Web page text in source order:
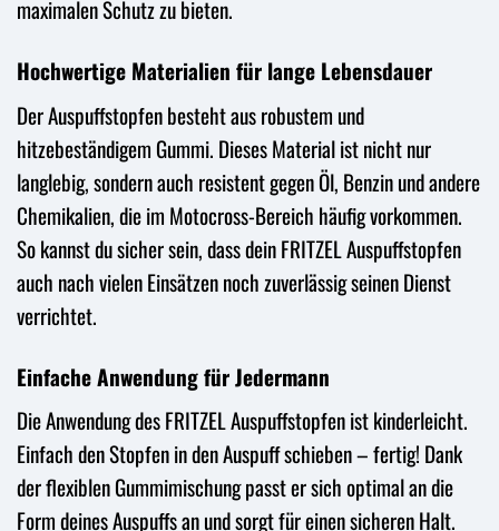
maximalen Schutz zu bieten.
Hochwertige Materialien für lange Lebensdauer
Der Auspuffstopfen besteht aus robustem und
hitzebeständigem Gummi. Dieses Material ist nicht nur
langlebig, sondern auch resistent gegen Öl, Benzin und andere
Chemikalien, die im Motocross-Bereich häufig vorkommen.
So kannst du sicher sein, dass dein FRITZEL Auspuffstopfen
auch nach vielen Einsätzen noch zuverlässig seinen Dienst
verrichtet.
Einfache Anwendung für Jedermann
Die Anwendung des FRITZEL Auspuffstopfen ist kinderleicht.
Einfach den Stopfen in den Auspuff schieben – fertig! Dank
der flexiblen Gummimischung passt er sich optimal an die
Form deines Auspuffs an und sorgt für einen sicheren Halt.